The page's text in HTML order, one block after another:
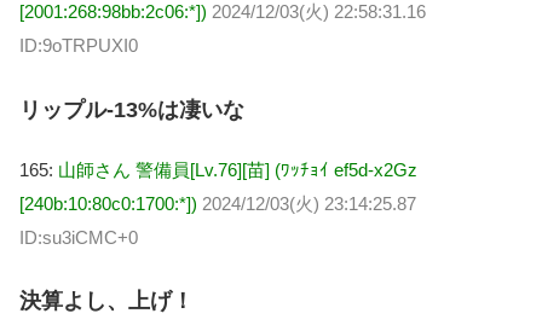
[2001:268:98bb:2c06:*]) 2024/12/03(火) 22:58:31.16
ID:9oTRPUXI0
リップル-13%は凄いな
165: 山師さん 警備員[Lv.76][苗] (ﾜｯﾁｮｲ ef5d-x2Gz
[240b:10:80c0:1700:*]) 2024/12/03(火) 23:14:25.87
ID:su3iCMC+0
決算よし、上げ！